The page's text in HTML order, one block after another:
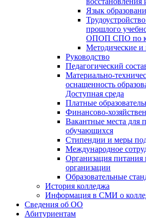
Язык
прошлого
ОПОП СПО по
Методические
Руководство
Педагогический
Материально-
оснащенность
Доступная среда
Платные
Финансово-
Вакантные места для
обучающихся
Стипендии и меры
Международное
Организация питания
организации
Образовательные
История колледжа
Информация в СМИ о
Сведения об ОО
Абитуриентам